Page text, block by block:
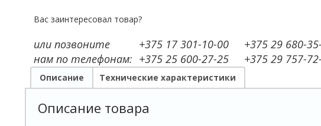
Вас заинтересовал товар?
или позвоните
нам по телефонам:
+375 17 301-10-00
+375 25 600-27-25
+375 29 680-
+375 29 757-
Описание Технические характеристики
Описание товара